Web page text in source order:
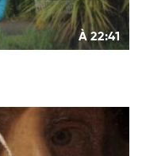
À 22:41